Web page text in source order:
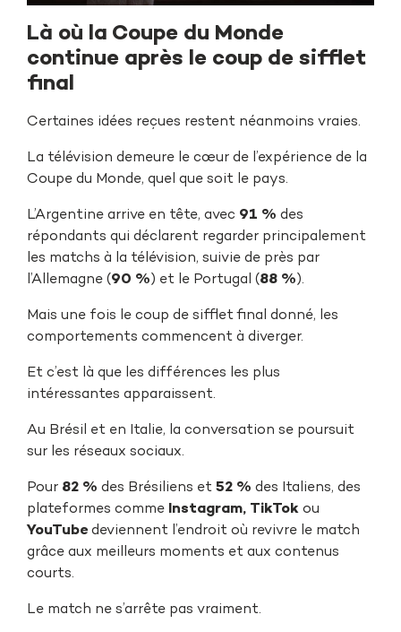
Là où la Coupe du Monde
continue après le coup de sifflet
final
Certaines idées reçues restent néanmoins vraies.
La télévision demeure le cœur de l’expérience de la
Coupe du Monde, quel que soit le pays.
L’Argentine arrive en tête, avec 91 % des
répondants qui déclarent regarder principalement
les matchs à la télévision, suivie de près par
l’Allemagne (90 %) et le Portugal (88 %).
Mais une fois le coup de sifflet final donné, les
comportements commencent à diverger.
Et c’est là que les différences les plus
intéressantes apparaissent.
Au Brésil et en Italie, la conversation se poursuit
sur les réseaux sociaux.
Pour 82 % des Brésiliens et 52 % des Italiens, des
plateformes comme Instagram, TikTok ou
YouTube deviennent l’endroit où revivre le match
grâce aux meilleurs moments et aux contenus
courts.
Le match ne s’arrête pas vraiment.